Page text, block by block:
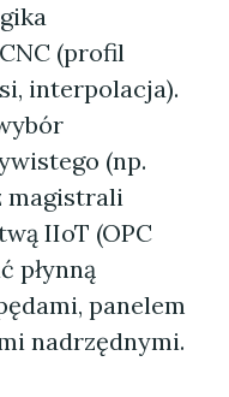
(profil
interpolacja).
(np.
magistrali
IIoT (OPC
płynną
panelem
nadrzędnymi.